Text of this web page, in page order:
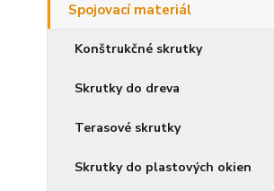
Spojovací materiál
Konštrukčné skrutky
Skrutky do dreva
Terasové skrutky
Skrutky do plastových okien